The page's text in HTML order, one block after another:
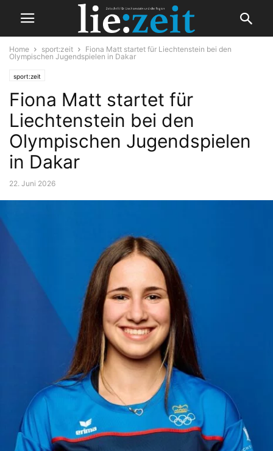
Home sport:zeit
Fiona Matt startet für Liechtenstein bei den
Olympischen Jugendspielen in Dakar
sport:zeit
Fiona Matt startet für
Liechtenstein bei den
Olympischen Jugendspielen
in Dakar
22. Juni 2026